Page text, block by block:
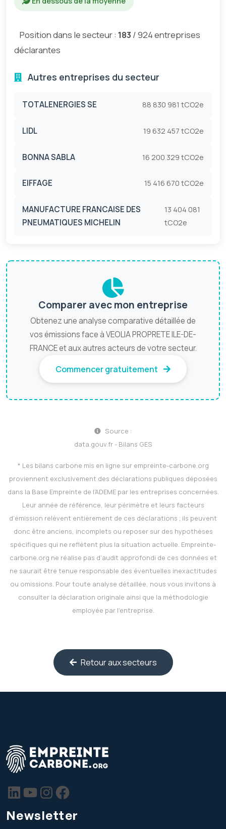
Position dans le secteur : 183 / 924 entreprises
déclarantes
Autres entreprises du secteur
TOTALENERGIES SE 88 830 981 tCO2e
LIDL 19 632 457 tCO2e
BONNA SABLA 16 200 329 tCO2e
EIFFAGE 15 416 670 tCO2e
MANUFACTURE FRANCAISE DES
PNEUMATIQUES MICHELIN
13 404 081
tCO2e
Comparer avec mon entreprise
Obtenez une analyse comparative détaillée de
vos émissions face à VEOLIA PROPRETE ILE-DE-
FRANCE et aux autres acteurs de votre secteur.
Commencer gratuitement
Source :
data.gouv.fr - Bilans GES
* Les bilans carbone mis en ligne sur empreinte-carbone.org
proviennent exclusivement des déclarations publiques déposées
dans la Base Empreinte de l’ADEME par les entreprises concernées.
Leur année de référence, leur périmètre et leurs facteurs
d’émission relèvent entièrement de ces déclarations ; ils peuvent
donc être anciens, incomplets ou reposer sur des hypothèses
spécifiques qui ne reflètent plus la situation actuelle. Empreinte-
carbone.org ne réalise pas d’audit approfondi de ces données et
ne saurait être tenue responsable des éventuelles inexactitudes
ou omissions. Pour toute analyse détaillée, nous vous invitons à
consulter la déclaration originale ainsi que la méthodologie
employée par l’entreprise.
Retour aux secteurs
Newsletter